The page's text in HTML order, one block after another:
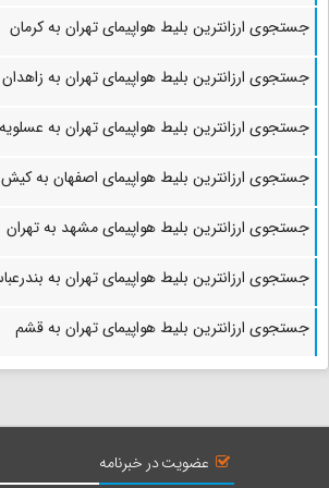
جستجوی ارزانترین بلیط هواپیمای تهران به کرمان
جستجوی ارزانترین بلیط هواپیمای تهران به زاهدان
جستجوی ارزانترین بلیط هواپیمای تهران به عسلویه
جستجوی ارزانترین بلیط هواپیمای اصفهان به کیش
جستجوی ارزانترین بلیط هواپیمای مشهد به تهران
جستجوی ارزانترین بلیط هواپیمای تهران به
جستجوی ارزانترین بلیط هواپیمای تهران به قشم
عضویت در خبرنامه